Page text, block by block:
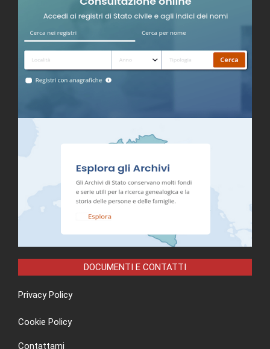
DOCUMENTI E CONTATTI
Privacy Policy
Cookie Policy
Contattami